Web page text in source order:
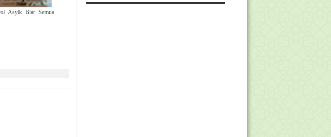
Asyik Biar Semua